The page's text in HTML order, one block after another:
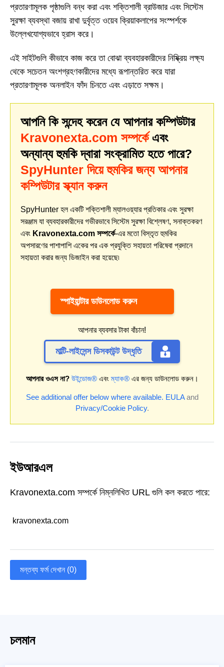
প্রতারণামূলক পৃষ্ঠাগুলি বন্ধ করা এবং শক্তিশালী ব্রাউজার এবং সিস্টেম
সুরক্ষা ব্যবস্থা বজায় রাখা দুর্বৃত্ত ওয়েব ক্রিয়াকলাপের সংস্পর্শকে
উল্লেখযোগ্যভাবে হ্রাস করে।
এই সাইটগুলি কীভাবে কাজ করে তা বোঝা ব্যবহারকারীদের নিষ্ক্রিয় লক্ষ্য
থেকে সচেতন অংশগ্রহণকারীদের মধ্যে রূপান্তরিত করে যারা
প্রতারণামূলক অনলাইন ফাঁদ চিনতে এবং এড়াতে সক্ষম।
আপনি কি সন্দেহ করেন যে আপনার কম্পিউটার
Kravonexta.com সম্পর্কেএবং
অন্যান্য হুমকি দ্বারা সংক্রামিত হতে পারে?
SpyHunter দিয়ে হুমকির জন্য আপনার
কম্পিউটার স্ক্যান করুন
SpyHunter হল একটি শক্তিশালী ম্যালওয়্যার প্রতিকার এবং সুরক্ষা
সরঞ্জাম যা ব্যবহারকারীদের গভীরভাবে সিস্টেম সুরক্ষা বিশ্লেষণ, সনাক্তকরণ
এবং Kravonexta.com সম্পর্কে-এর মতো বিস্তৃত হুমকির
অপসারণের পাশাপাশি একের পর এক প্রযুক্তি সহায়তা পরিষেবা প্রদানে
সহায়তা করার জন্য ডিজাইন করা হয়েছে৷
স্পাইহান্টার ডাউনলোড করুন
আপনার ব্যবসার টাকা বাঁচান!
মাল্টি-লাইসেন্স ডিসকাউন্ট উদ্ধৃতি
আপনার ওএস না? উইন্ডোজ®এবংম্যাক®এর জন্য ডাউনলোড করুন।
See additional offer below where available. EULAand
Privacy/Cookie Policy.
ইউআরএল
Kravonexta.com সম্পর্কে নিম্নলিখিত URL গুলি কল করতে পারে:
kravonexta.com
মন্তব্য ফর্ম দেখান (0)
চলমান